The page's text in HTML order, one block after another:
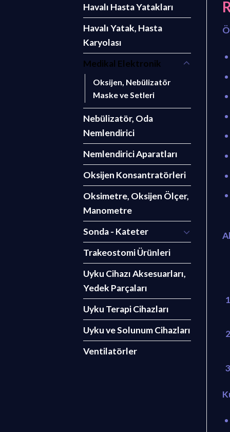
Havalı Hasta Yatakları
Havalı Yatak, Hasta
Karyolası
Medikal Elektronik
Oksijen, Nebülizatör
Maske ve Setleri
Nebülizatör, Oda
Nemlendirici
Nemlendirici Aparatları
Oksijen Konsantratörleri
Oksimetre, Oksijen Ölçer,
Manometre
Sonda - Kateter
Trakeostomi Ürünleri
Uyku Cihazı Aksesuarları,
Yedek Parçaları
Uyku Terapi Cihazları
Uyku ve Solunum Cihazları
Ventilatörler